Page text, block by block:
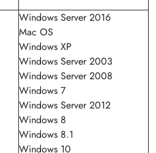
Windows Server 2016
Mac OS
Windows XP
Windows Server 2003
Windows Server 2008
Windows 7
Windows Server 2012
Windows 8
Windows 8.1
Windows 10